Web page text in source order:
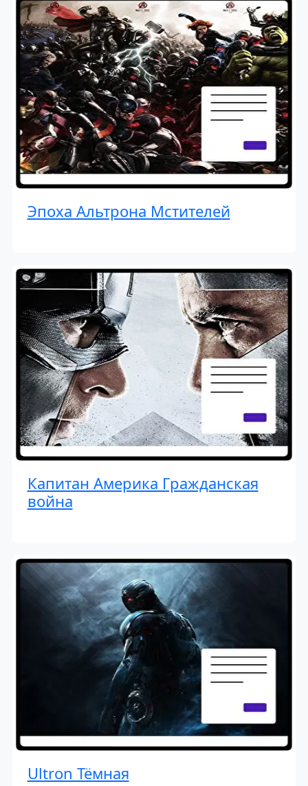
Эпоха Альтрона Мстителей
Капитан Америка Гражданская
война
Ultron Тёмная